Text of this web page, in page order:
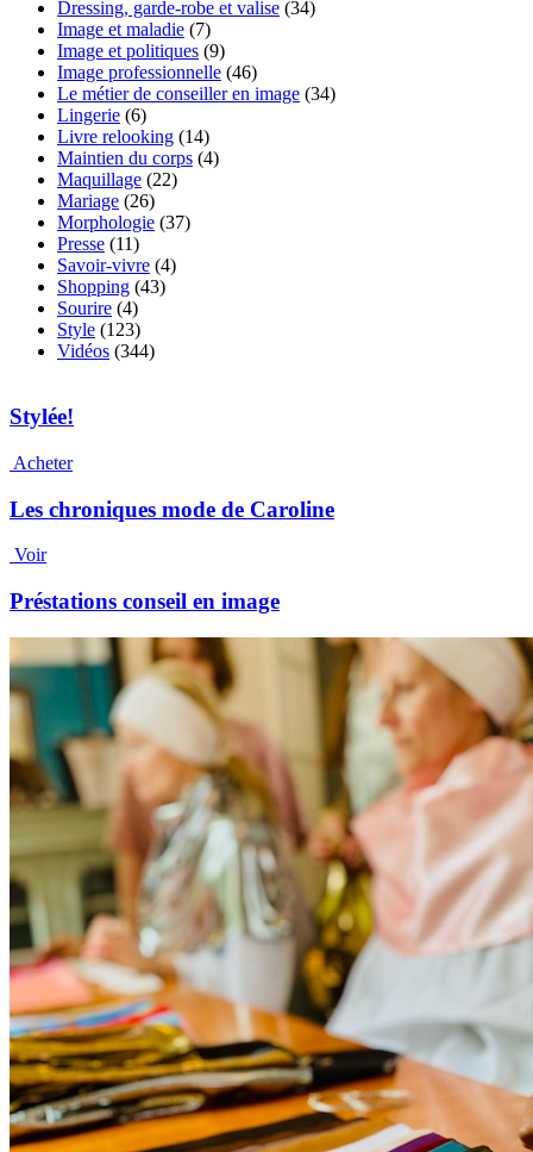
Dressing, garde-robe et valise (34)
Image et maladie (7)
Image et politiques (9)
Image professionnelle (46)
Le métier de conseiller en image (34)
Lingerie (6)
Livre relooking (14)
Maintien du corps (4)
Maquillage (22)
Mariage (26)
Morphologie (37)
Presse (11)
Savoir-vivre (4)
Shopping (43)
Sourire (4)
Style (123)
Vidéos (344)
Stylée!
Acheter
Les chroniques mode de Caroline
Voir
Préstations conseil en image